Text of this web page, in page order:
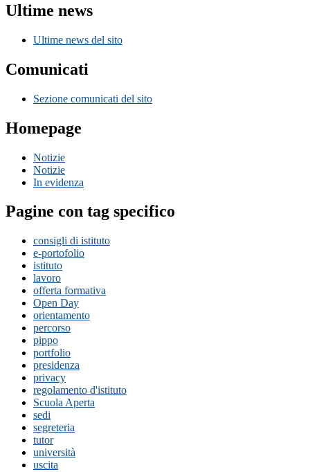
Ultime news
Ultime news del sito
Comunicati
Sezione comunicati del sito
Homepage
Notizie
Notizie
In evidenza
Pagine con tag specifico
consigli di istituto
e-portofolio
istituto
lavoro
offerta formativa
Open Day
orientamento
percorso
pippo
portfolio
presidenza
privacy
regolamento d'istituto
Scuola Aperta
sedi
segreteria
tutor
università
uscita